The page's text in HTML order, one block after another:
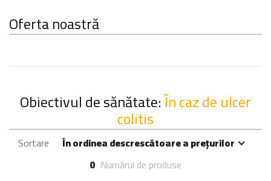
Oferta noastră
Obiectivul de sănătate:În caz de ulcer
colitis
Sortare
În ordinea descrescătoare a prețurilor
0 Numărul de produse